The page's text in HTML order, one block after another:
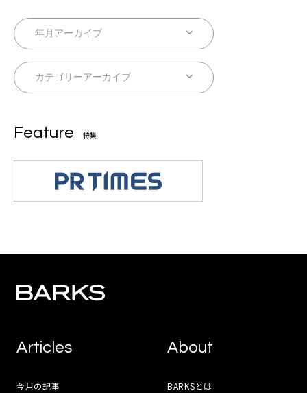
Feature 特集
Articles
今月の記事
About
BARKSとは